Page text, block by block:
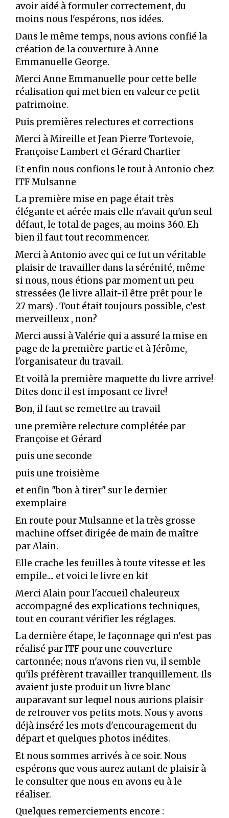
avoir aidé à formuler correctement, du
moins nous l'espérons, nos idées.
Dans le même temps, nous avions confié la
création de la couverture à Anne
Emmanuelle George.
Merci Anne Emmanuelle pour cette belle
réalisation qui met bien en valeur ce petit
patrimoine.
Puis premières relectures et corrections
Merci à Mireille et Jean Pierre Tortevoie,
Françoise Lambert et Gérard Chartier
Et enfin nous confions le tout à Antonio chez
ITF Mulsanne
La première mise en page était très
élégante et aérée mais elle n'avait qu'un seul
défaut, le total de pages, au moins 360. Eh
bien il faut tout recommencer.
Merci à Antonio avec qui ce fut un véritable
plaisir de travailler dans la sérénité, même
si nous, nous étions par moment un peu
stressées (le livre allait-il être prêt pour le
27 mars) . Tout était toujours possible, c'est
merveilleux , non?
Merci aussi à Valérie qui a assuré la mise en
page de la première partie et à Jérôme,
l'organisateur du travail.
Et voilà la première maquette du livre arrive!
Dites donc il est imposant ce livre!
Bon, il faut se remettre au travail
une première relecture complétée par
Françoise et Gérard
puis une seconde
puis une troisième
et enfin "bon à tirer" sur le dernier
exemplaire
En route pour Mulsanne et la très grosse
machine offset dirigée de main de maître
par Alain.
Elle crache les feuilles à toute vitesse et les
empile.... et voici le livre en kit
Merci Alain pour l'accueil chaleureux
accompagné des explications techniques,
tout en courant vérifier les réglages.
La dernière étape, le façonnage qui n'est pas
réalisé par ITF pour une couverture
cartonnée; nous n'avons rien vu, il semble
qu'ils préfèrent travailler tranquillement. Ils
avaient juste produit un livre blanc
auparavant sur lequel nous aurions plaisir
de retrouver vos petits mots. Nous y avons
déjà inséré les mots d'encouragement du
départ et quelques photos inédites.
Et nous sommes arrivés à ce soir. Nous
espérons que vous aurez autant de plaisir à
le consulter que nous en avons eu à le
réaliser.
Quelques remerciements encore :